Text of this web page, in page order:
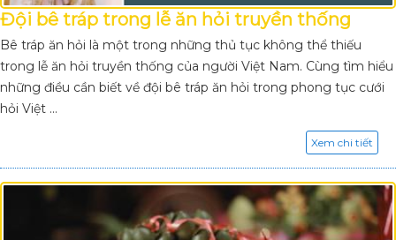
Đội bê tráp trong lễ ăn hỏi truyền thống
Bê tráp ăn hỏi là một trong những thủ tục không thể thiếu
trong lễ ăn hỏi truyền thống của người Việt Nam. Cùng tìm hiểu
những điều cần biết về đội bê tráp ăn hỏi trong phong tục cưới
hỏi Việt ...
Xem chi tiết